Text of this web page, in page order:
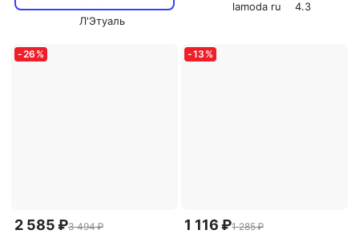
Л'Этуаль
lamoda ru 4.3
-26 %
2 585 ₽3 494 ₽
-13 %
1 116 ₽1 285 ₽